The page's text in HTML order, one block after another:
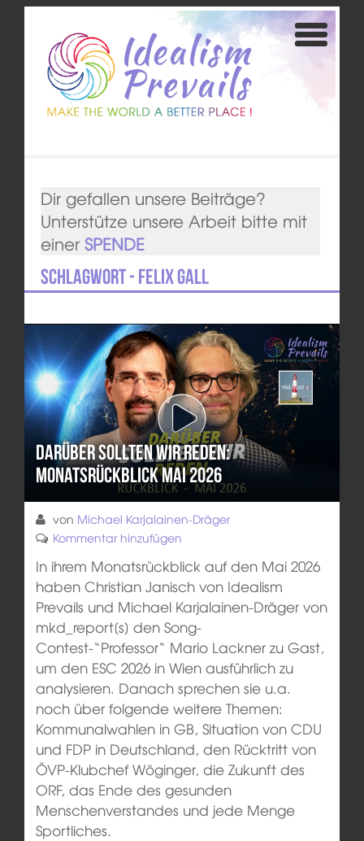
Dir gefallen unsere Beiträge?
Unterstütze unsere Arbeit bitte mit
einer SPENDE
Schlagwort - Felix Gall
Darüber sollten wir reden:
Monatsrückblick Mai 2026
von Michael Karjalainen-Dräger
Kommentar hinzufügen
In ihrem Monatsrückblick auf den Mai 2026
haben Christian Janisch von Idealism
Prevails und Michael Karjalainen-Dräger von
mkd_report[s] den Song-
Contest-“Professor“ Mario Lackner zu Gast,
um den ESC 2026 in Wien ausführlich zu
analysieren. Danach sprechen sie u.a.
noch über folgende weitere Themen:
Kommunalwahlen in GB, Situation von CDU
und FDP in Deutschland, den Rücktritt von
ÖVP-Klubchef Wöginger, die Zukunft des
ORF, das Ende des gesunden
Menschenverstandes und jede Menge
Sportliches.